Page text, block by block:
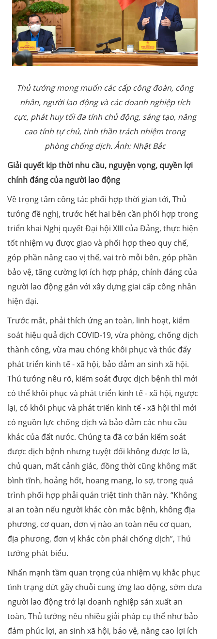
Thủ tướng mong muốn các cấp công đoàn, công
nhân, người lao động và các doanh nghiệp tích
cực, phát huy tối đa tính chủ động, sáng tạo, nâng
cao tính tự chủ, tinh thần trách nhiệm trong
phòng chống dịch. Ảnh: Nhật Bắc
Giải quyết kịp thời nhu cầu, nguyện vọng, quyền lợi
chính đáng của người lao động
Về trọng tâm công tác phối hợp thời gian tới, Thủ
tướng đề nghị, trước hết hai bên cần phối hợp trong
triển khai Nghị quyết Đại hội XIII của Đảng, thực hiện
tốt nhiệm vụ được giao và phối hợp theo quy chế,
góp phần nâng cao vị thế, vai trò mỗi bên, góp phần
bảo vệ, tăng cường lợi ích hợp pháp, chính đáng của
người lao động gắn với xây dựng giai cấp công nhân
hiện đại.
Trước mắt, phải thích ứng an toàn, linh hoạt, kiểm
soát hiệu quả dịch COVID-19, vừa phòng, chống dịch
thành công, vừa mau chóng khôi phục và thúc đẩy
phát triển kinh tế - xã hội, bảo đảm an sinh xã hội.
Thủ tướng nêu rõ, kiểm soát được dịch bệnh thì mới
có thể khôi phục và phát triển kinh tế - xã hội, ngược
lại, có khôi phục và phát triển kinh tế - xã hội thì mới
có nguồn lực chống dịch và bảo đảm các nhu cầu
khác của đất nước. Chúng ta đã cơ bản kiểm soát
được dịch bệnh nhưng tuyệt đối không được lơ là,
chủ quan, mất cảnh giác, đồng thời cũng không mất
bình tĩnh, hoảng hốt, hoang mang, lo sợ, trong quá
trình phối hợp phải quán triệt tinh thần này. “Không
ai an toàn nếu người khác còn mắc bệnh, không địa
phương, cơ quan, đơn vị nào an toàn nếu cơ quan,
địa phương, đơn vị khác còn phải chống dịch”, Thủ
tướng phát biểu.
Nhấn mạnh tầm quan trọng của nhiệm vụ khắc phục
tình trạng đứt gãy chuỗi cung ứng lao động, sớm đưa
người lao động trở lại doanh nghiệp sản xuất an
toàn, Thủ tướng nêu nhiều giải pháp cụ thể như bảo
đảm phúc lợi, an sinh xã hội, bảo vệ, nâng cao lợi ích